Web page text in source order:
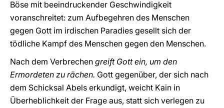
Böse mit beeindruckender Geschwindigkeit
voranschreitet: zum Aufbegehren des Menschen
gegen Gott im irdischen Paradies gesellt sich der
tödliche Kampf des Menschen gegen den Menschen.
Nach dem Verbrechen greift Gott ein, um den
Ermordeten zu rächen. Gott gegenüber, der sich nach
dem Schicksal Abels erkundigt, weicht Kain in
Überheblichkeit der Frage aus, statt sich verlegen zu